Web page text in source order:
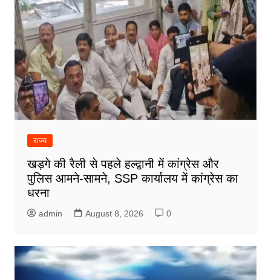
राज्य
खड़गे की रैली से पहले हल्द्वानी में कांग्रेस और
पुलिस आमने-सामने, SSP कार्यालय में कांग्रेस का
धरना
admin August 8, 2026 0